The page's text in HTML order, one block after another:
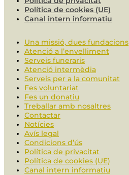
Política de cookies (UE)
Canal intern informatiu
Una missió, dues fundacions
Atenció a l’envelliment
Serveis funeraris
Atenció intermèdia
Serveis per a la comunitat
Fes voluntariat
Fes un donatiu
Treballar amb nosaltres
Contactar
Notícies
Avís legal
Condicions d’ús
Política de privacitat
Política de cookies (UE)
Canal intern informatiu